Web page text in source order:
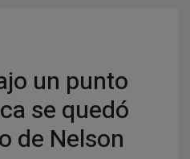
un punto
se quedó
de Nelson